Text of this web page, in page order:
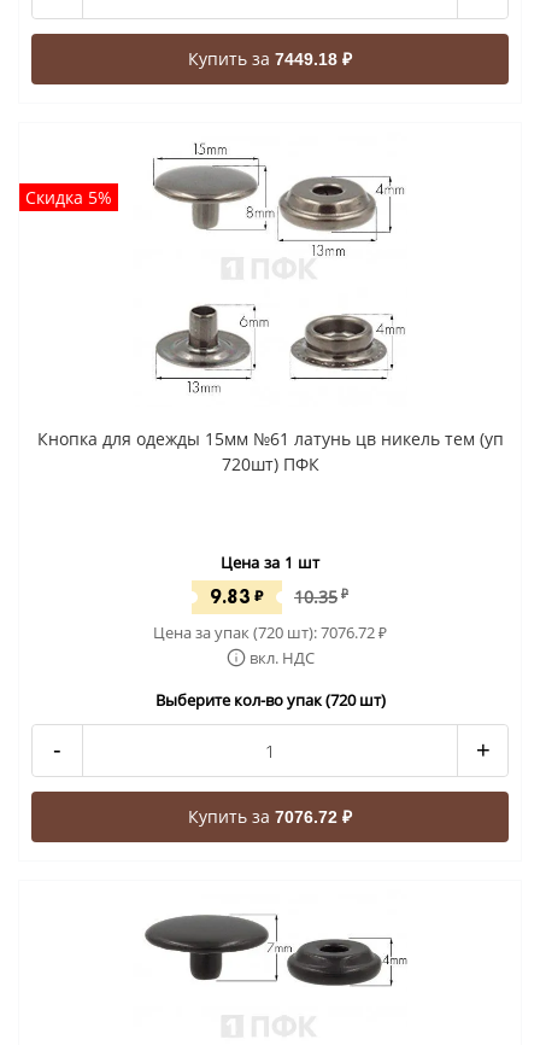
Купить за 7449.18 ₽
Скидка 5%
Кнопка для одежды 15мм №61 латунь цв никель тем (уп
720шт) ПФК
Цена за 1 шт
9.83 ₽ 10.35 ₽
Цена за упак (720 шт):7076.72₽
вкл. НДС
Выберите кол-во упак (720 шт)
- +
Купить за 7076.72 ₽